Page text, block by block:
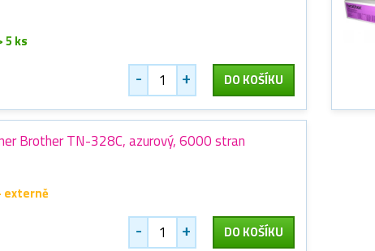
5 ks
- + DO KOŠÍKU
Brother TN-328C, azurový, 6000 stran
externě
- + DO KOŠÍKU